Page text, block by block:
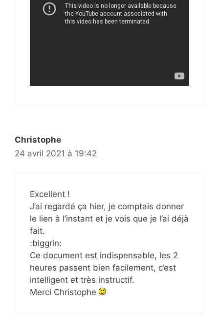
Christophe
24 avril 2021 à 19:42
Excellent !
J’ai regardé ça hier, je comptais donner
le lien à l’instant et je vois que je l’ai déjà
fait.
:biggrin:
Ce document est indispensable, les 2
heures passent bien facilement, c’est
intelligent et très instructif.
Merci Christophe